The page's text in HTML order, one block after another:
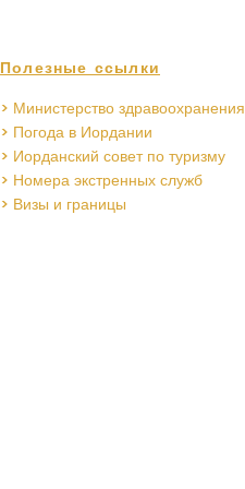
Полезные ссылки
> Министерство здравоохранения
> Погода в Иордании
> Иорданский совет по туризму
> Номера экстренных служб
> Визы и границы